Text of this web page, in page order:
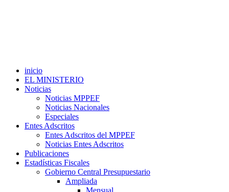
inicio
EL MINISTERIO
Noticias
Noticias MPPEF
Noticias Nacionales
Especiales
Entes Adscritos
Entes Adscritos del MPPEF
Noticias Entes Adscritos
Publicaciones
Estadísticas Fiscales
Gobierno Central Presupuestario
Ampliada
Mensual